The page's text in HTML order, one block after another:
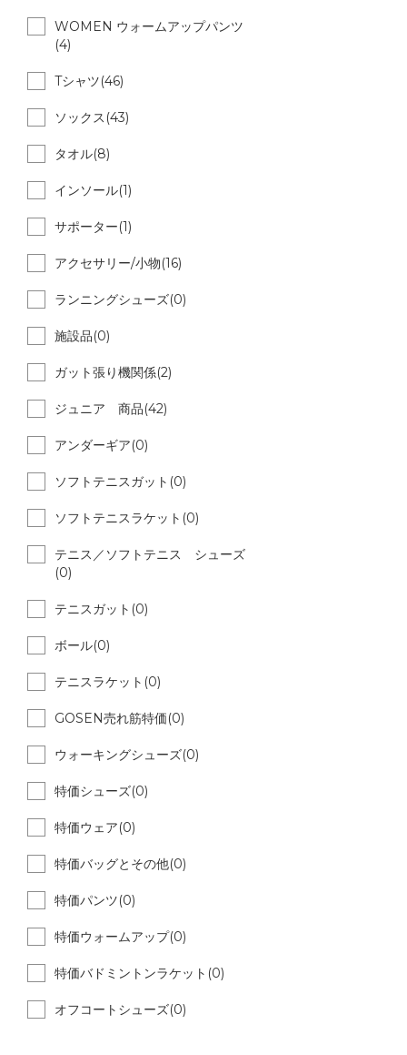
WOMEN ウォームアップパンツ
(4)
Tシャツ(46)
ソックス(43)
タオル(8)
インソール(1)
サポーター(1)
アクセサリー/小物(16)
ランニングシューズ(0)
施設品(0)
ガット張り機関係(2)
ジュニア 商品(42)
アンダーギア(0)
ソフトテニスガット(0)
ソフトテニスラケット(0)
テニス／ソフトテニス シューズ
(0)
テニスガット(0)
ボール(0)
テニスラケット(0)
GOSEN売れ筋特価(0)
ウォーキングシューズ(0)
特価シューズ(0)
特価ウェア(0)
特価バッグとその他(0)
特価パンツ(0)
特価ウォームアップ(0)
特価バドミントンラケット(0)
オフコートシューズ(0)